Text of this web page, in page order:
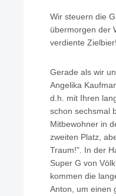
Wir steuern die
übermorgen der
verdiente Zielbier!
Gerade als wir
Angelika
d.h. mit Ihren
schon sechsmal
Mitbewohner in
zweiten Platz,
Traum!". In der
Super G von
kommen die
Anton, um einen